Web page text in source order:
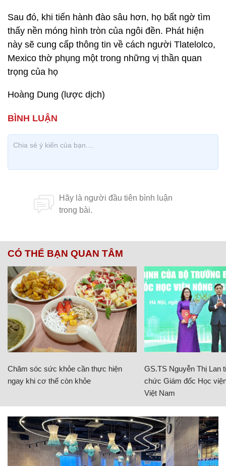
Sau đó, khi tiến hành đào sâu hơn, họ bất ngờ tìm
thấy nền móng hình tròn của ngôi đền. Phát hiện
này sẽ cung cấp thông tin về cách người Tlatelolco,
Mexico thờ phụng một trong những vị thần quan
trọng của họ
Hoàng Dung (lược dịch)
CÓ THỂ BẠN QUAN TÂM
Chăm sóc sức khỏe cần thực hiện
ngay khi cơ thể còn khỏe
GS.TS Nguyễn Thị Lan
chức Giám đốc Học
Việt Nam